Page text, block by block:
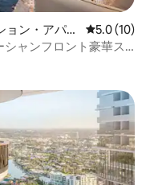
ン・アパー
レビュー10
5.0 (10)
シャンフロント豪華ス